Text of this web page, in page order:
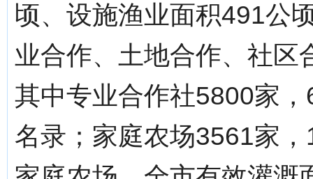
顷、设施渔业面积491公
业合作、土地合作、社区
其中专业合作社5800家
名录；家庭农场3561家